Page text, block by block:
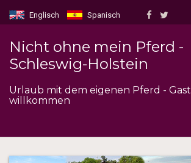
Englisch Spanisch
Nicht ohne mein Pferd -
Schleswig-Holstein
Urlaub mit dem eigenen Pferd -
willkommen